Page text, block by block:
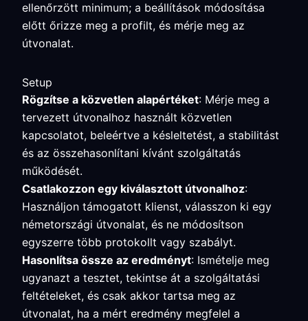
ellenőrzött minimum; a beállítások módosítása
előtt őrizze meg a profilt, és mérje meg az
útvonalat.
Setup
Rögzítse a közvetlen alapértéket: Mérje meg a
tervezett útvonalhoz használt közvetlen
kapcsolatot, beleértve a késleltetést, a stabilitást
és az összehasonlítani kívánt szolgáltatás
működését.
Csatlakozzon egy kiválasztott útvonalhoz:
Használjon támogatott klienst, válasszon ki egy
németországi útvonalat, és ne módosítson
egyszerre több protokollt vagy szabályt.
Hasonlítsa össze az eredményt: Ismételje meg
ugyanazt a tesztet, tekintse át a szolgáltatási
feltételeket, és csak akkor tartsa meg az
útvonalat, ha a mért eredmény megfelel a